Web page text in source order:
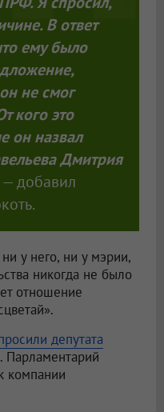
В ответ
ему было
не смог
кого это
он назвал
Дмитрия
— добавил
у него, ни у мэрии,
никогда не было
отношение
депутата
. Парламентарий
компании